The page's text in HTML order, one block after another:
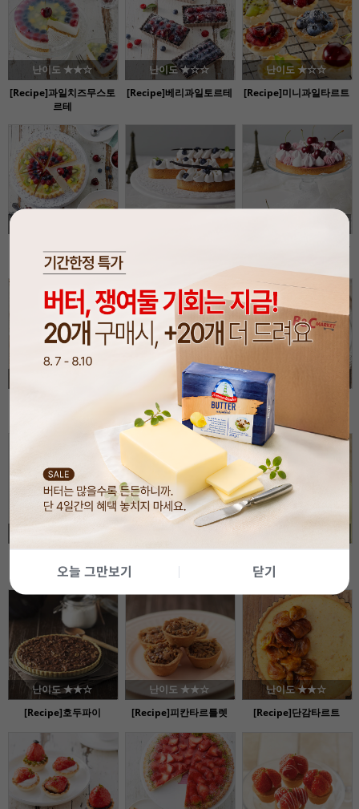
오늘 그만보기 닫기
난이도 ★★☆
[Recipe]과일치즈무스토
르테
난이도 ★☆☆
[Recipe]베리과일토르테
난이도 ★☆☆
[Recipe]미니과일타르트
난이도 ★★☆
[Recipe]티라미수타르트
난이도 ★★☆
[Recipe]녹차치즈타르트
트
오스트리아 린츠 지방의 전통과자
난이도 ★★☆
[Recipe]호두파이
난이도 ★★☆
[Recipe]피칸타르틀렛
난이도 ★★☆
[Recipe]단감타르트